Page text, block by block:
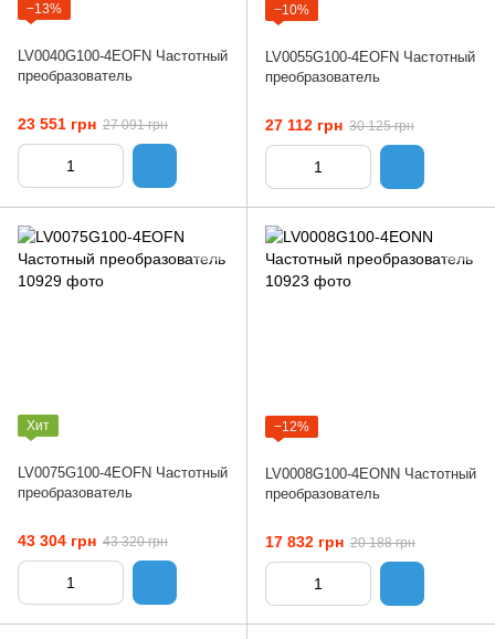
−13%
LV0040G100-4EOFN Частотный
преобразователь
23 551 грн 27 091 грн
−10%
LV0055G100-4EOFN Частотный
преобразователь
27 112 грн 30 125 грн
Хит
LV0075G100-4EOFN Частотный
преобразователь
43 304 грн 43 320 грн
−12%
LV0008G100-4EONN Частотный
преобразователь
17 832 грн 20 188 грн